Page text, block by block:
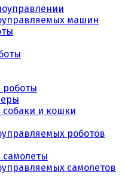
машин
роботы
и кошки
роботов
самолетов